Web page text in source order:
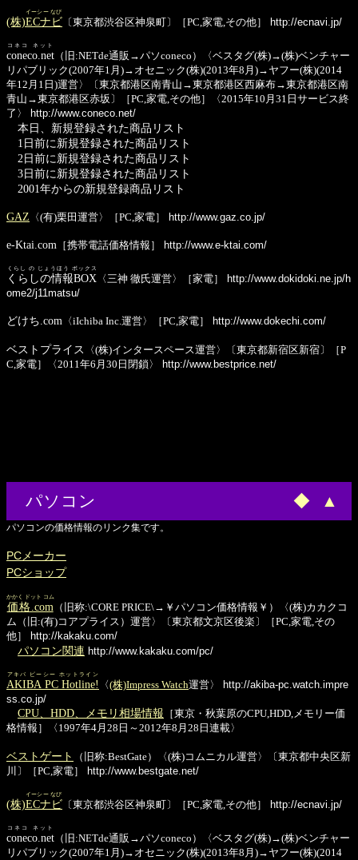
(株)ECナビ
イーシー なび
〔東京都渋谷区神泉町〕［PC,家電,その他］ http://ecnavi.jp/
coneco.net
コネコ ネット
（旧:NETde通販→パソconeco）〈ベスタグ(株)→(株)ベンチャー
リパブリック(2007年1月)→オセニック(株)(2013年8月)→ヤフー(株)(2014
年12月1日)運営〉〔東京都港区南青山→東京都港区西麻布→東京都港区南
青山→東京都港区赤坂〕［PC,家電,その他］〈2015年10月31日サービス終
了〉
http://www.coneco.net/
本日、新規登録された商品リスト
1日前に新規登録された商品リスト
2日前に新規登録された商品リスト
3日前に新規登録された商品リスト
2001年からの新規登録商品リスト
GAZ 〈(有)栗田運営〉［PC,家電］ http://www.gaz.co.jp/
e-Ktai.com ［携帯電話価格情報］ http://www.e-ktai.com/
くらしの情報BOX
くらし の じょうほう ボックス
〈三神 徹氏運営〉［家電］
http://www.dokidoki.ne.jp/h
ome2/j11matsu/
どけち.com 〈iIchiba Inc.運営〉［PC,家電］ http://www.dokechi.com/
ベストプライス
〈(株)インタースペース運営〉〔東京都新宿区新宿〕［P
C,家電］〈2011年6月30日閉鎖〉
http://www.bestprice.net/
パソコン ◆ ▲
パソコンの価格情報のリンク集です。
PCメーカー
PCショップ
価格.com
かかく ドット コム
（旧称:\CORE PRICE\→￥パソコン価格情報￥）〈(株)カカクコ
ム（旧:(有)コアプライス）運営〉〔東京都文京区後楽〕［PC,家電,その
他］
http://kakaku.com/
パソコン関連 http://www.kakaku.com/pc/
AKIBA PC Hotline!
アキバ ピーシー ホットライン
〈(株)Impress Watch運営〉
http://akiba-pc.watch.impre
ss.co.jp/
CPU、HDD、メモリ相場情報 ［東京・秋葉原のCPU,HDD,メモリー価
格情報］〈1997年4月28日～2012年8月28日連載〉
ベストゲート
（旧称:BestGate）〈(株)コムニカル運営〉〔東京都中央区新
川〕［PC,家電］
http://www.bestgate.net/
(株)ECナビ
イーシー なび
〔東京都渋谷区神泉町〕［PC,家電,その他］ http://ecnavi.jp/
coneco.net
コネコ ネット
（旧:NETde通販→パソconeco）〈ベスタグ(株)→(株)ベンチャー
リパブリック(2007年1月)→オセニック(株)(2013年8月)→ヤフー(株)(2014